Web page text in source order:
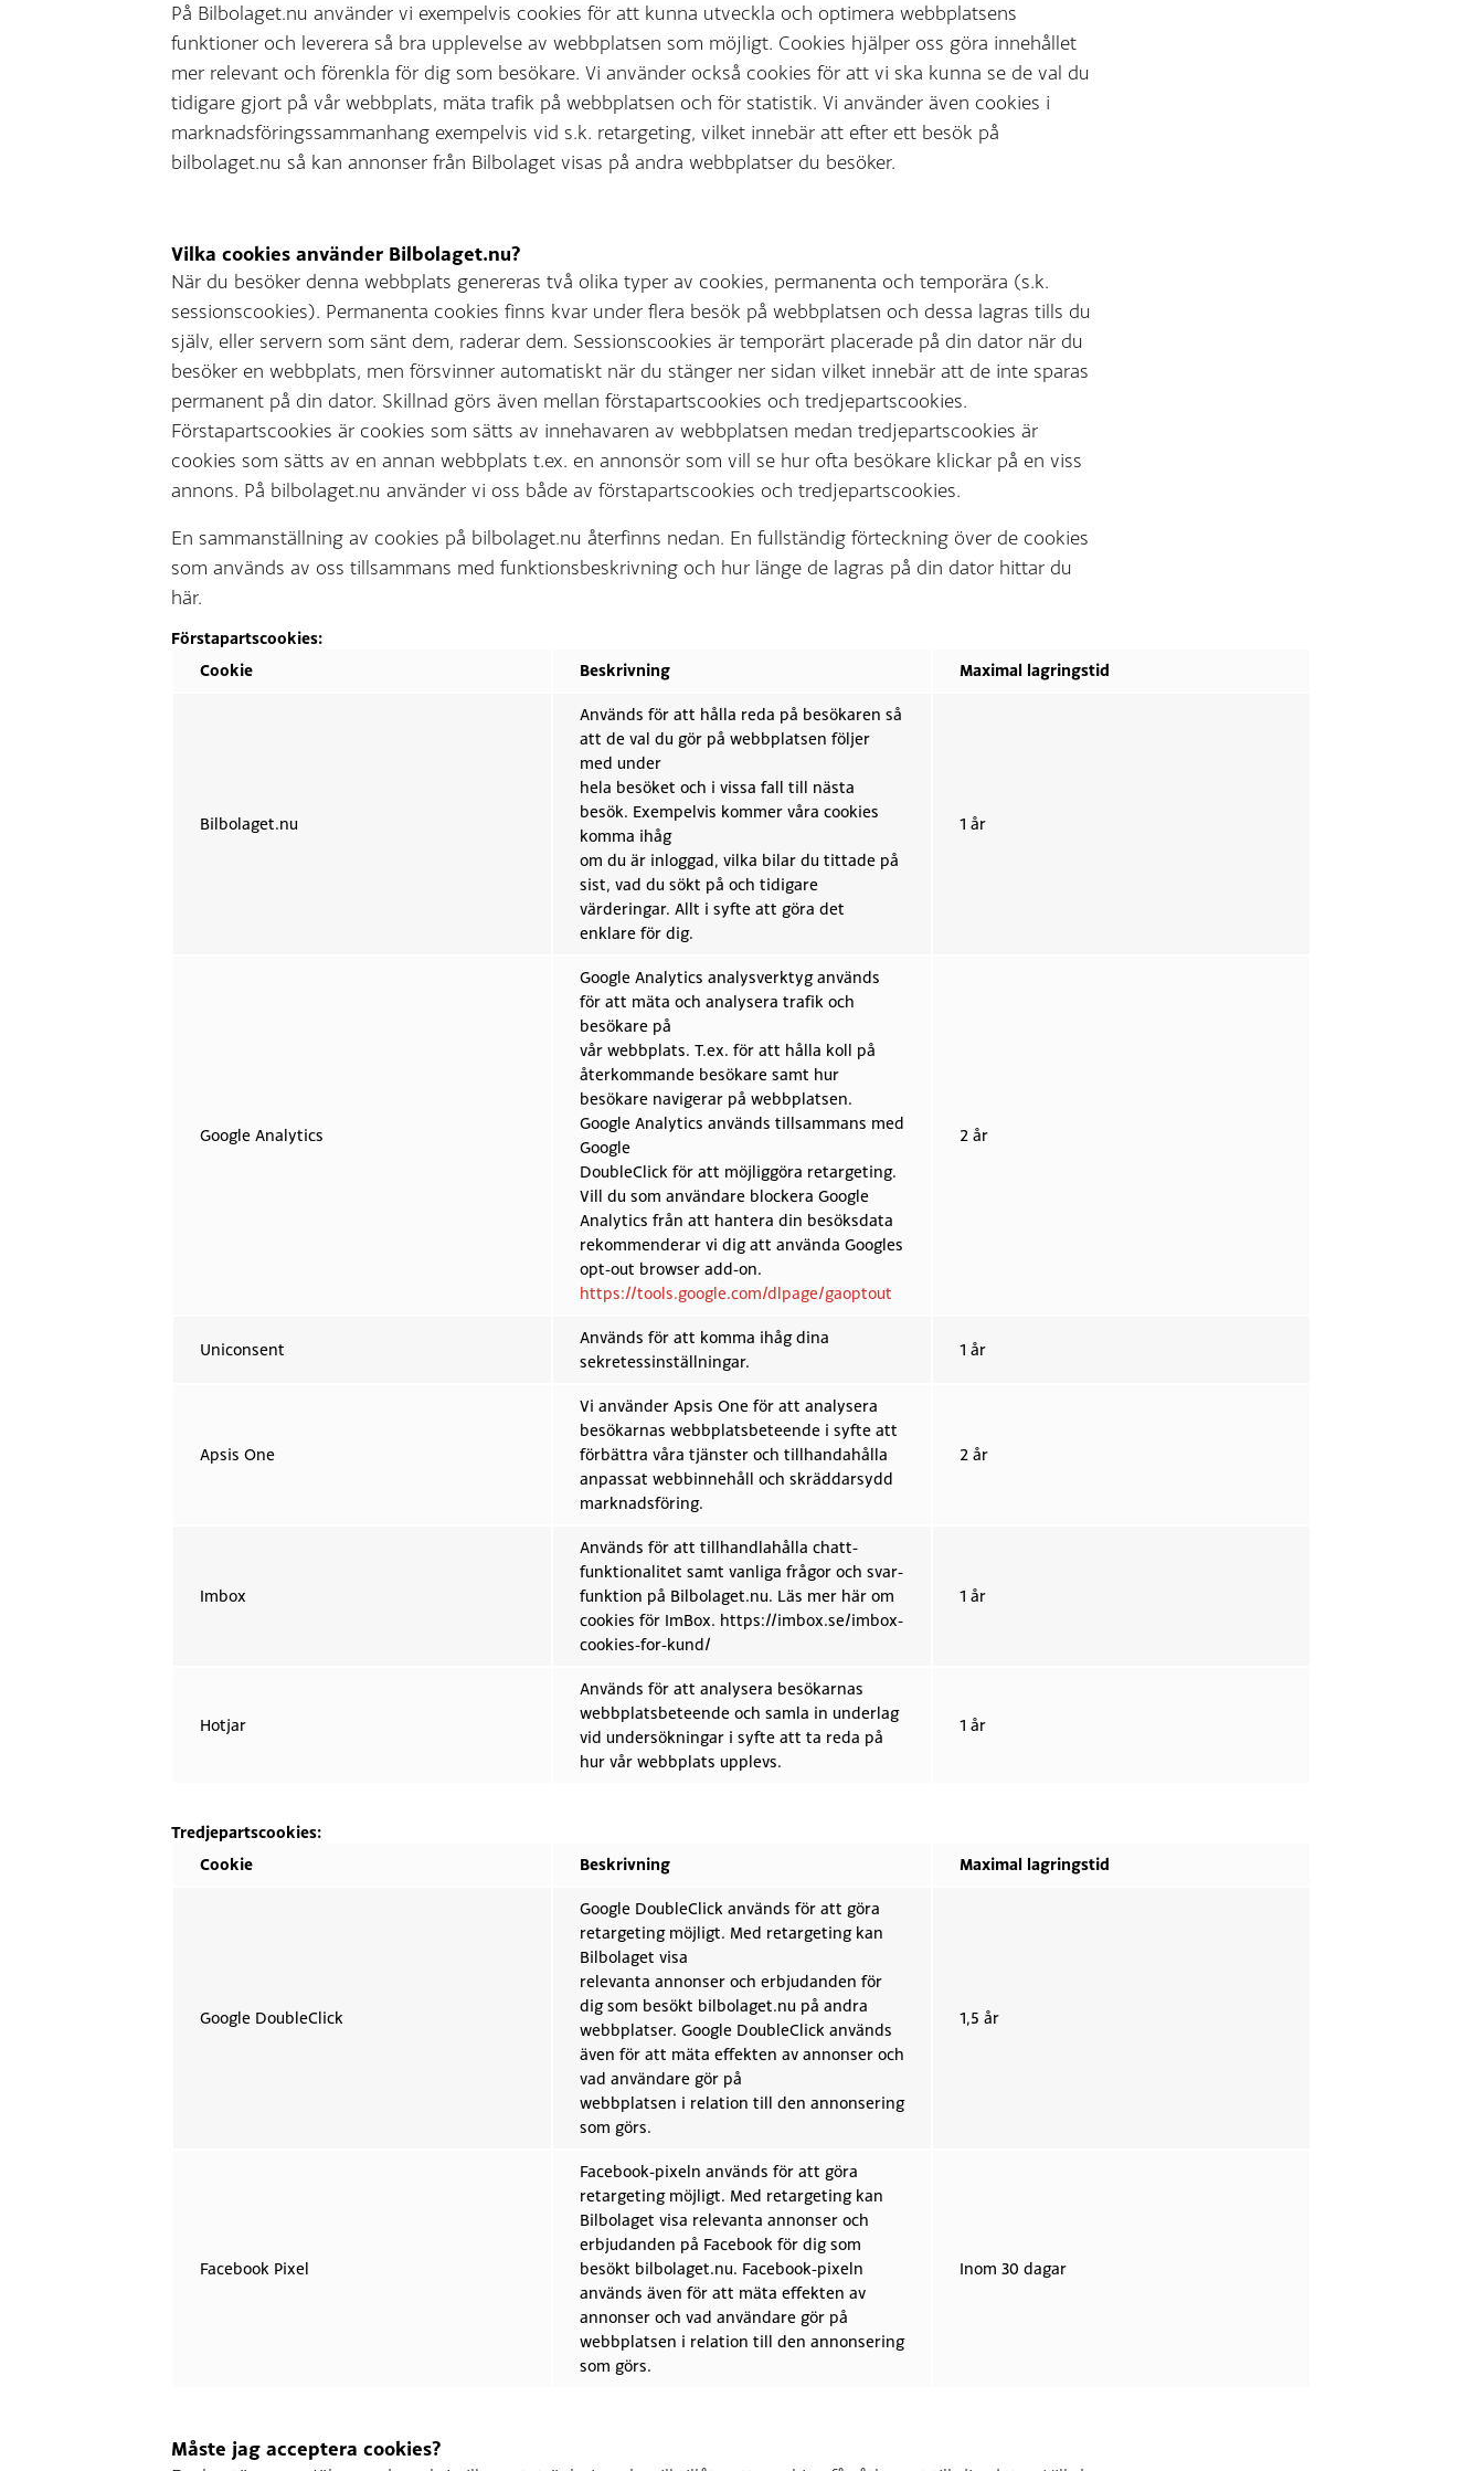
På Bilbolaget.nu använder vi exempelvis cookies för att kunna utveckla och optimera webbplatsens
funktioner och leverera så bra upplevelse av webbplatsen som möjligt. Cookies hjälper oss göra innehållet
mer relevant och förenkla för dig som besökare. Vi använder också cookies för att vi ska kunna se de val du
tidigare gjort på vår webbplats, mäta trafik på webbplatsen och för statistik. Vi använder även cookies i
marknadsföringssammanhang exempelvis vid s.k. retargeting, vilket innebär att efter ett besök på
bilbolaget.nu så kan annonser från Bilbolaget visas på andra webbplatser du besöker.
Vilka cookies använder Bilbolaget.nu?
När du besöker denna webbplats genereras två olika typer av cookies, permanenta och temporära (s.k.
sessionscookies). Permanenta cookies finns kvar under flera besök på webbplatsen och dessa lagras tills du
själv, eller servern som sänt dem, raderar dem. Sessionscookies är temporärt placerade på din dator när du
besöker en webbplats, men försvinner automatiskt när du stänger ner sidan vilket innebär att de inte sparas
permanent på din dator. Skillnad görs även mellan förstapartscookies och tredjepartscookies.
Förstapartscookies är cookies som sätts av innehavaren av webbplatsen medan tredjepartscookies är
cookies som sätts av en annan webbplats t.ex. en annonsör som vill se hur ofta besökare klickar på en viss
annons. På bilbolaget.nu använder vi oss både av förstapartscookies och tredjepartscookies.
En sammanställning av cookies på bilbolaget.nu återfinns nedan. En fullständig förteckning över de cookies
som används av oss tillsammans med funktionsbeskrivning och hur länge de lagras på din dator hittar du
här.
Förstapartscookies:
Cookie
Beskrivning Maximal lagringstid
Bilbolaget.nu
Används för att hålla reda på besökaren så
att de val du gör på webbplatsen följer
med under
hela besöket och i vissa fall till nästa
besök. Exempelvis kommer våra cookies
komma ihåg
om du är inloggad, vilka bilar du tittade på
sist, vad du sökt på och tidigare
värderingar. Allt i syfte att göra det
enklare för dig.
1 år
Google Analytics
Google Analytics analysverktyg används
för att mäta och analysera trafik och
besökare på
vår webbplats. T.ex. för att hålla koll på
återkommande besökare samt hur
besökare navigerar på webbplatsen.
Google Analytics används tillsammans med
Google
DoubleClick för att möjliggöra retargeting.
Vill du som användare blockera Google
Analytics från att hantera din besöksdata
rekommenderar vi dig att använda Googles
opt-out browser add-on.
https://tools.google.com/dlpage/gaoptout
2 år
Uniconsent
Används för att komma ihåg dina
sekretessinställningar.
1 år
Apsis One
Vi använder Apsis One för att analysera
besökarnas webbplatsbeteende i syfte att
förbättra våra tjänster och tillhandahålla
anpassat webbinnehåll och skräddarsydd
marknadsföring.
2 år
Imbox
Används för att tillhandlahålla chatt-
funktionalitet samt vanliga frågor och svar-
funktion på Bilbolaget.nu. Läs mer här om
cookies för ImBox. https://imbox.se/imbox-
cookies-for-kund/
1 år
Hotjar
Används för att analysera besökarnas
webbplatsbeteende och samla in underlag
vid undersökningar i syfte att ta reda på
hur vår webbplats upplevs.
1 år
Tredjepartscookies:
Cookie
Beskrivning Maximal lagringstid
Google DoubleClick
Google DoubleClick används för att göra
retargeting möjligt. Med retargeting kan
Bilbolaget visa
relevanta annonser och erbjudanden för
dig som besökt bilbolaget.nu på andra
webbplatser. Google DoubleClick används
även för att mäta effekten av annonser och
vad användare gör på
webbplatsen i relation till den annonsering
som görs.
1,5 år
Facebook Pixel
Facebook-pixeln används för att göra
retargeting möjligt. Med retargeting kan
Bilbolaget visa relevanta annonser och
erbjudanden på Facebook för dig som
besökt bilbolaget.nu. Facebook-pixeln
används även för att mäta effekten av
annonser och vad användare gör på
webbplatsen i relation till den annonsering
som görs.
Inom 30 dagar
Måste jag acceptera cookies?